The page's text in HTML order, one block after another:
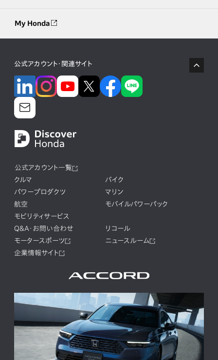
My Honda
公式アカウント・関連サイト
公式アカウント一覧
クルマ
バイク
パワープロダクツ
マリン
航空
モバイルパワーパック
モビリティサービス
Q&A・お問い合わせ
リコール
モータースポーツ
ニュースルーム
企業情報サイト